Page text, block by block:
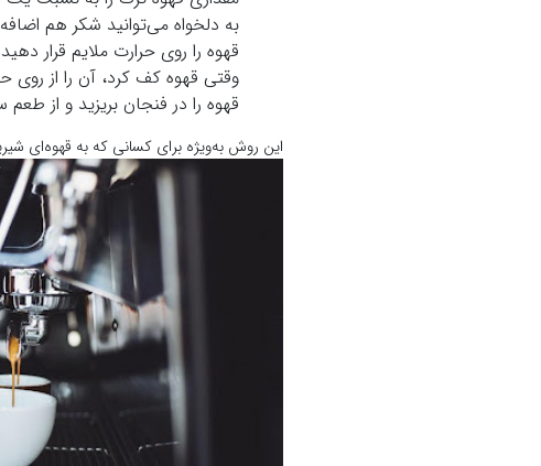
اگر دستگاه اسپرسو ندارید اما دوست دارید
قهوه‌ای با غلظت بالا و طعمی بی‌نظیر تهیه
چطور این کار را انجام دهیم؟
مخزن زیرین موکاپات را با آب پر
قهوه ریز آسیاب شده را در فیلتر